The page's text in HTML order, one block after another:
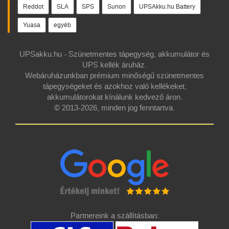
Reddot SLA SPS Sunon UPSAkku.hu Battery
Yuasa egyéb
UPSakku.hu - Szünetmentes tápegység, akkumulátor és
UPS kellék áruház.
Webáruházunkban prémium minőségű szünetmentes
tápegységeket és azokhoz való kellékeket,
akkumulátorokat kínálunk kedvező áron.
© 2013-2026, minden jog fenntartva.
Partnereink a szállításban: